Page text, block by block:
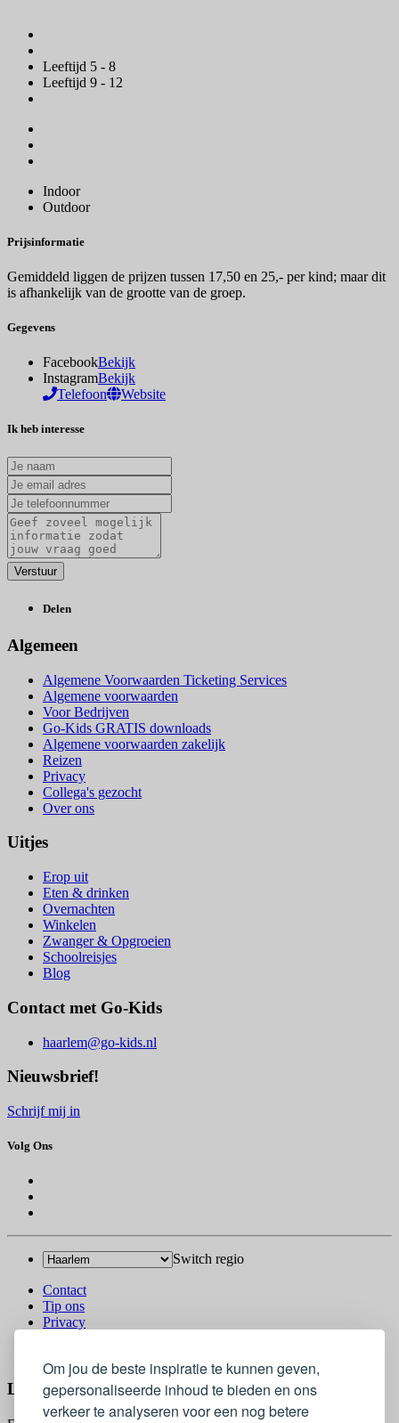
Om jou de beste inspiratie te kunnen geven,
gepersonaliseerde inhoud te bieden en ons
verkeer te analyseren voor een nog betere
Leeftijd 5 - 8
Leeftijd 9 - 12
Indoor
Outdoor
Prijsinformatie
Gemiddeld liggen de prijzen tussen 17,50 en 25,- per kind; maar dit
is afhankelijk van de grootte van de groep.
Gegevens
FacebookBekijk
InstagramBekijk
Telefoon
Website
Ik heb interesse
Delen
Algemeen
Algemene Voorwaarden Ticketing Services
Algemene voorwaarden
Voor Bedrijven
Go-Kids GRATIS downloads
Algemene voorwaarden zakelijk
Reizen
Privacy
Collega's gezocht
Over ons
Uitjes
Erop uit
Eten & drinken
Overnachten
Winkelen
Zwanger & Opgroeien
Schoolreisjes
Blog
Contact met Go-Kids
haarlem@go-kids.nl
Nieuwsbrief!
Schrijf mij in
Volg Ons
Switch regio
Contact
Tip ons
Privacy
Log In